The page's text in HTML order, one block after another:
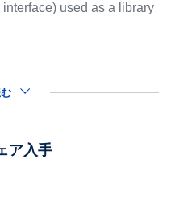
used as a library
ア入手